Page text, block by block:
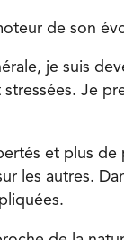
de son
je suis
Je
et plus
les autres.